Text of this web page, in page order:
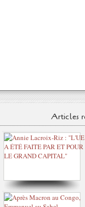
Articles